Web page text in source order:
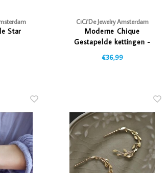
Star
CiCi'De Jewelry Amsterdam
Moderne Chique
Gestapelde kettingen -
Goud/Zilver
€36,99